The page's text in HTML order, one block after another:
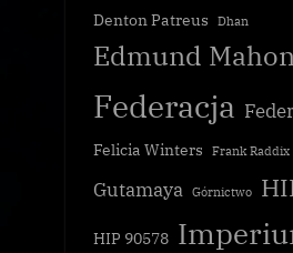
Denton Patreus
Dhan
Edmund
Federacja
Felicia Winters Frank Raddix
Gutamaya Górnictwo
HIP 90578